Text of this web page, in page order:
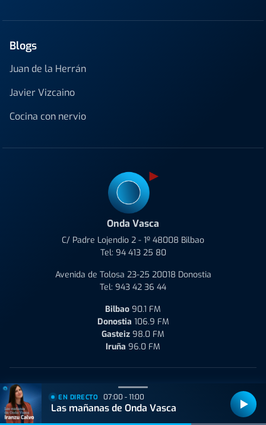
Blogs
Juan de la Herrán
Javier Vizcaino
Cocina con nervio
Onda Vasca
C/ Padre Lojendio 2 - 1º 48008 Bilbao
Tel: 94 413 25 80
Avenida de Tolosa 23-25 20018 Donostia
Tel: 943 42 36 44
Bilbao 90.1 FM
Donostia 106.9 FM
Gasteiz 98.0 FM
Iruña 96.0 FM
Quiénes Somos Aviso Legal
Política de Privacidad
Política de Cookies
Condiciones de uso y Contratación
EN DIRECTO 07:00 - 11:00
Las mañanas de Onda Vasca